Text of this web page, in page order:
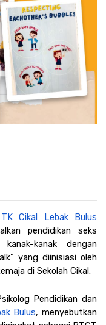
TK Cikal Lebak Bulus
pendidikan seks
kanak dengan
yang diinisiasi oleh
di Sekolah Cikal.
Pendidikan dan
Bulus, menyebutkan